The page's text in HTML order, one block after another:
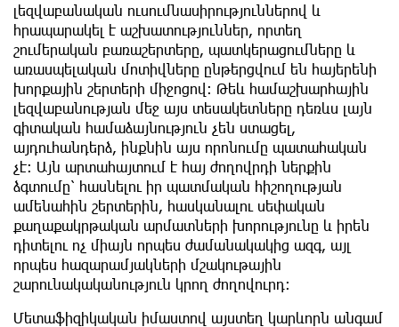
լեզվաբանական ուսումնասիրություններով և
հրապարակել է աշխատություններ, որտեղ
շումերական բառաշերտերը, պատկերացումները և
առասպելական մոտիվները ընթերցվում են հայերենի
խորքային շերտերի միջոցով։ Թեև համաշխարհային
լեզվաբանության մեջ այս տեսակետները դեռևս լայն
գիտական համաձայնություն չեն ստացել,
այդուհանդերձ, ինքնին այս որոնումը պատահական
չէ։ Այն արտահայտում է հայ ժողովրդի ներքին
ձգտումը՝ հասնելու իր պատմական հիշողության
ամենահին շերտերին, հասկանալու սեփական
քաղաքակրթական արմատների խորությունը և իրեն
դիտելու ոչ միայն որպես ժամանակակից ազգ, այլ
որպես հազարամյակների մշակութային
շարունակականություն կրող ժողովուրդ։
Մետաֆիզիկական իմաստով այստեղ կարևորն անգամ